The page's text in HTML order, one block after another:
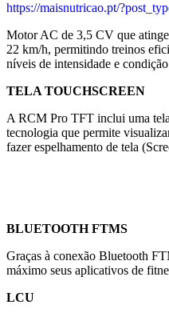
https://maisnutricao.pt/
Motor AC de 3,5 CV que
22 km/h, permitindo treinos
níveis de intensidade e
TELA TOUCHSCREEN
A RCM Pro TFT inclui uma
tecnologia que permite
fazer espelhamento de tela
BLUETOOTH FTMS
Graças à conexão Bluetooth
máximo seus aplicativos de
LCU